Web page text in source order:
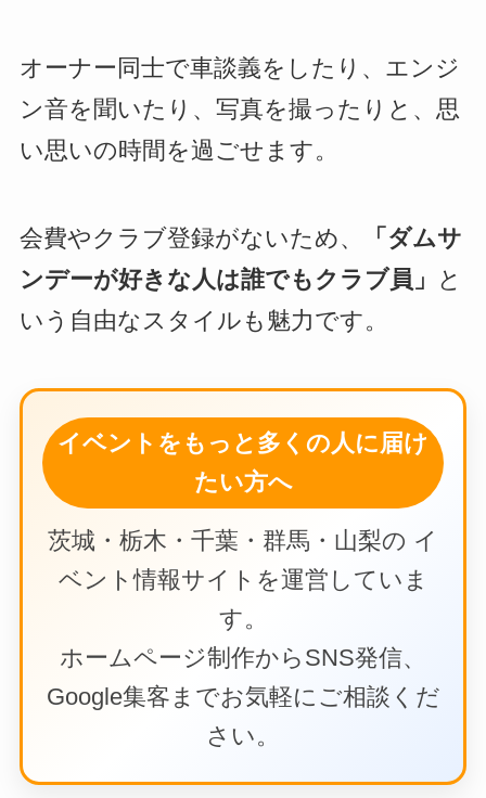
オーナー同士で車談義をしたり、エンジ
ン音を聞いたり、写真を撮ったりと、思
い思いの時間を過ごせます。
会費やクラブ登録がないため、
「ダムサ
ンデーが好きな人は誰でもクラブ員」
と
いう自由なスタイルも魅力です。
イベントをもっと多くの人に届け
たい方へ
茨城・栃木・千葉・群馬・山梨の イ
ベント情報サイトを運営していま
す。
ホームページ制作からSNS発信、
Google集客までお気軽にご相談くだ
さい。